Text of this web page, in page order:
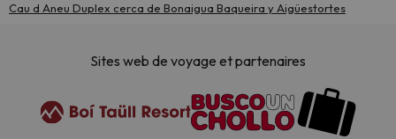
Cau d Aneu Duplex cerca de Bonaigua Baqueira y Aigüestortes
Sites web de voyage et partenaires